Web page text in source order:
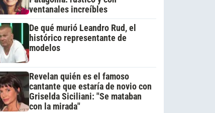
ventanales increíbles
De qué murió Leandro Rud, el
histórico representante de
modelos
Revelan quién es el famoso
cantante que estaría de novio con
Griselda Siciliani: "Se mataban
con la mirada"